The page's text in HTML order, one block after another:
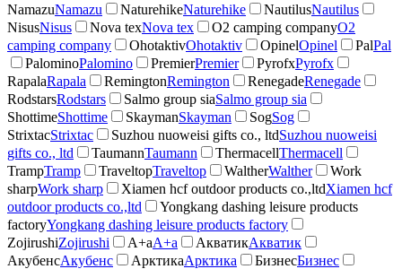
NamazuNamazu NaturehikeNaturehike NautilusNautilus
NisusNisus Nova texNova tex O2 camping companyO2
camping company
OhotaktivOhotaktiv OpinelOpinel PalPal
PalominoPalomino PremierPremier PyrofxPyrofx
RapalaRapala RemingtonRemington RenegadeRenegade
RodstarsRodstars Salmo group siaSalmo group sia
ShottimeShottime SkaymanSkayman SogSog
StrixtacStrixtac Suzhou nuoweisi gifts co., ltdSuzhou nuoweisi
gifts co., ltd
TaumannTaumann ThermacellThermacell
TrampTramp TraveltopTraveltop WaltherWalther
Work
sharpWork sharp Xiamen hcf outdoor products co.,ltdXiamen hcf
outdoor products co.,ltd
Yongkang dashing leisure products
factoryYongkang dashing leisure products factory
ZojirushiZojirushi А+аА+а АкватикАкватик
АкубенсАкубенс АрктикаАрктика БизнесБизнес